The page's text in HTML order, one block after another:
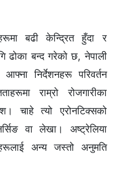
बढी केन्द्रित हुँदा र
ढोका बन्द गरेको छ, नेपाली
आफ्ना निर्देशनहरू परिवर्तन
राम्रो रोजगारीका
चाहे त्यो एरोनटिक्सको
वा लेखा। अष्ट्रेलिया
अन्य जस्तो अनुमति